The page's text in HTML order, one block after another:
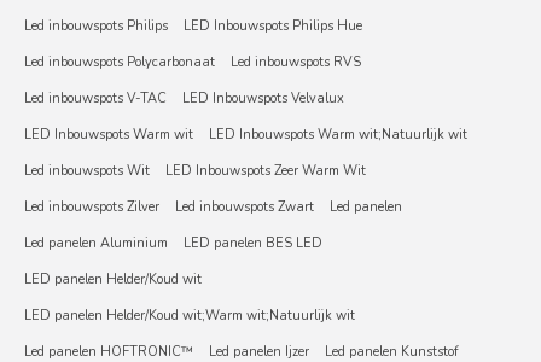
Led inbouwspots Philips
LED Inbouwspots Philips Hue
Led inbouwspots Polycarbonaat
Led inbouwspots RVS
Led inbouwspots V-TAC
LED Inbouwspots Velvalux
LED Inbouwspots Warm wit
LED Inbouwspots Warm wit;Natuurlijk wit
Led inbouwspots Wit
LED Inbouwspots Zeer Warm Wit
Led inbouwspots Zilver
Led inbouwspots Zwart
Led panelen
Led panelen Aluminium
LED panelen BES LED
LED panelen Helder/Koud wit
LED panelen Helder/Koud wit;Warm wit;Natuurlijk wit
Led panelen HOFTRONIC™
Led panelen Ijzer
Led panelen Kunststof